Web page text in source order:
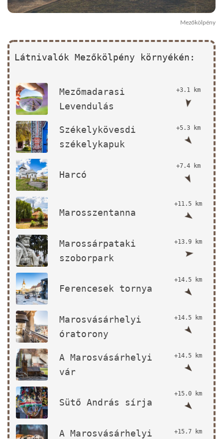
Mezőkölpény
Látnivalók Mezőkölpény környékén:
Mezőmadarasi
Levendulás
+3.1 km
Székelykövesdi
székelykapuk
+5.3 km
Harcó
+7.4 km
Marosszentanna
+11.5 km
Marossárpataki
szoborpark
+13.9 km
Ferencesek tornya
+14.5 km
Marosvásárhelyi
óratorony
+14.5 km
A Marosvásárhelyi
vár
+14.5 km
Sütő András sírja
+15.0 km
A Marosvásárhelyi
+15.7 km